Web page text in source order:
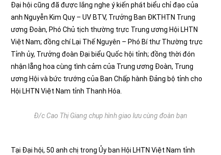
Đại hội cũng đã được lắng nghe ý kiến phát biểu chỉ đạo của
anh Nguyễn Kim Quy – UV BTV, Trưởng Ban ĐKTHTN Trung
ương Đoàn, Phó Chủ tịch thường trực Trung ương Hội LHTN
Việt Nam; đồng chí Lại Thế Nguyên – Phó Bí thư Thường trực
Tỉnh ủy, Trưởng đoàn Đại biểu Quốc hội tỉnh; đồng thời đón
nhận lẵng hoa cùng tình cảm của Trung ương Đoàn, Trung
ương Hội và bức trướng của Ban Chấp hành Đảng bộ tỉnh cho
Hội LHTN Việt Nam tỉnh Thanh Hóa.
Đ/c Cao Thị Giang chụp hình giao lưu cùng đoàn bạn
Tại Đại hội, 50 anh chị trong Ủy ban Hội LHTN Việt Nam tỉnh